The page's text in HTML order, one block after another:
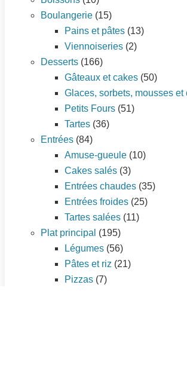
Boulangerie (15)
Pains et pâtes (13)
Viennoiseries (2)
Desserts (166)
Gâteaux et cakes (50)
Glaces, sorbets, mousses et
Petits Fours (51)
Tartes (36)
Entrées (84)
Amuse-gueule (10)
Cakes salés (3)
Entrées chaudes (35)
Entrées froides (25)
Tartes salées (11)
Plat principal (195)
Légumes (56)
Pâtes et riz (21)
Pizzas (7)